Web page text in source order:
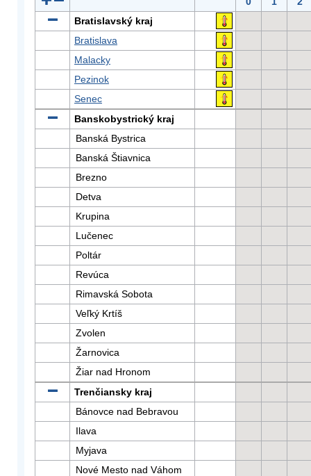
Bratislavský kraj
Bratislava
Malacky
Pezinok
Senec
Banskobystrický kraj
Banská Bystrica
Banská Štiavnica
Brezno
Detva
Krupina
Lučenec
Poltár
Revúca
Rimavská Sobota
Veľký Krtíš
Zvolen
Žarnovica
Žiar nad Hronom
Trenčiansky kraj
Bánovce nad Bebravou
Ilava
Myjava
Nové Mesto nad Váhom